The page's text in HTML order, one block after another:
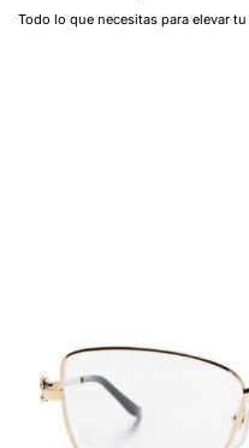
Todo lo que necesitas para elevar